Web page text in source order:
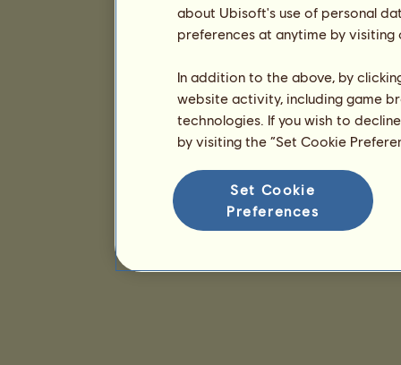
about Ubisoft's use of personal
preferences at anytime by
In addition to the above, by
website activity, including game
technologies. If you wish to
by visiting the “Set Cookie
Set Cookie
Preferences